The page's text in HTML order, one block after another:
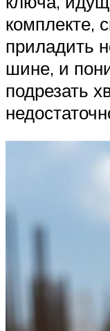
комплекте,
приладить
шине, и
подрезать